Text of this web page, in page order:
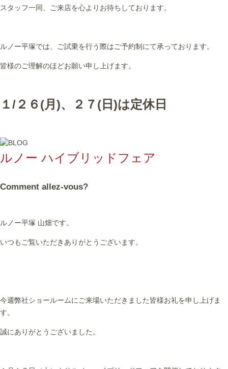
スタッフ一同、ご来店を心よりお待ちしております。
ルノー平塚では、ご試乗を行う際はご予約制にて承っております。
皆様のご理解のほどお願い申し上げます。
１/２６(月)、２７(日)は定休日
ルノー ハイブリッドフェア
Comment allez-vous?
ルノー平塚 山畑です。
いつもご覧いただきありがとうございます。
今週弊社ショールームにご来場いただきました皆様お礼を申し上げま
す。
誠にありがとうございました。